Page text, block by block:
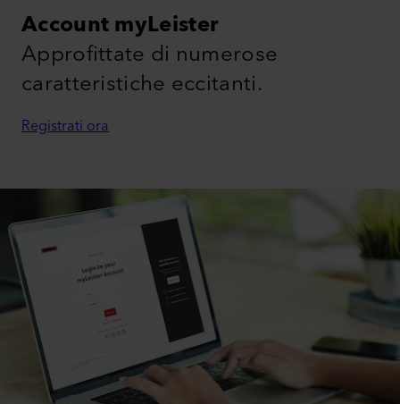
Account myLeister
Approfittate di numerose
caratteristiche eccitanti.
Registrati ora